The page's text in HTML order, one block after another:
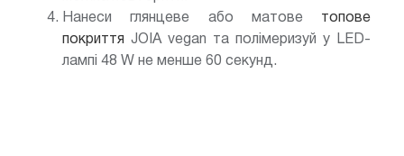
Нанеси глянцеве або матове топове
покриття JOIA vegan та полімеризуй у LED-
лампі 48 W не менше 60 секунд.